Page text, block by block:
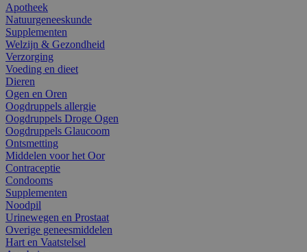
Apotheek
Natuurgeneeskunde
Supplementen
Welzijn & Gezondheid
Verzorging
Voeding en dieet
Dieren
Ogen en Oren
Oogdruppels allergie
Oogdruppels Droge Ogen
Oogdruppels Glaucoom
Ontsmetting
Middelen voor het Oor
Contraceptie
Condooms
Supplementen
Noodpil
Urinewegen en Prostaat
Overige geneesmiddelen
Hart en Vaatstelsel